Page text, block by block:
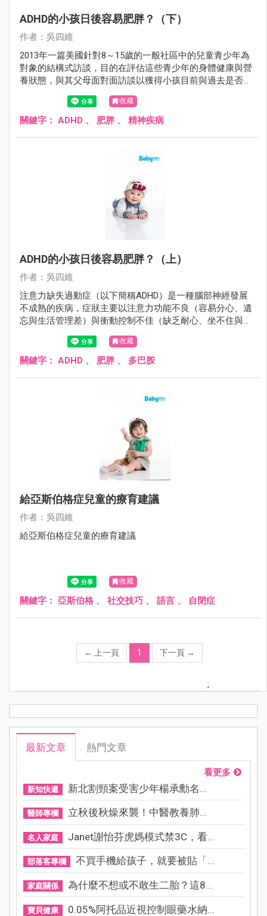
ADHD的小孩日後容易肥胖？（下）
作者：吳四維
2013年一篇美國針對8～15歲的一般社區中的兒童青少年為
對象的結構式訪談，目的在評估這些青少年的身體健康與營
養狀態，與其父母面對面訪談以獲得小孩目前與過去是否有
ADHD、目前是否有使用藥物來治療ADHD等資料，發現這些
完成評估的3050個8～15歲兒童青少年中：
收藏
關鍵字： ADHD 、 肥胖、 精神疾病
ADHD的小孩日後容易肥胖？（上）
作者：吳四維
注意力缺失過動症（以下簡稱ADHD）是一種腦部神經發展
不成熟的疾病，症狀主要以注意力功能不良（容易分心、遺
忘與生活管理差）與衝動控制不佳（缺乏耐心、坐不住與控
制不住行為）來表現，若未經治療常嚴重且長期影響小孩未
來的學習成就、人際關係與人格發展。患者通常自學齡前就
開始現症狀，且有40％的患者症狀會持續到成人，儘早提供
收藏
關鍵字： ADHD 、 肥胖、 多巴胺
給亞斯伯格症兒童的療育建議
作者：吳四維
給亞斯伯格症兒童的療育建議
收藏
關鍵字： 亞斯伯格 、 社交技巧 、 語言 、 自閉症
← 上一頁 1 下一頁 →
;
最新文章 熱門文章
看更多
新知快遞 新北割頸案受害少年楊承勳名...
醫師專欄 立秋後秋燥來襲！中醫教養肺...
名人家庭 Janet謝怡芬虎媽模式禁3C，看...
部落客專欄 不買手機給孩子，就要被貼「...
家庭關係 為什麼不想或不敢生二胎？這8...
寶貝健康 0.05%阿托品近視控制眼藥水納...